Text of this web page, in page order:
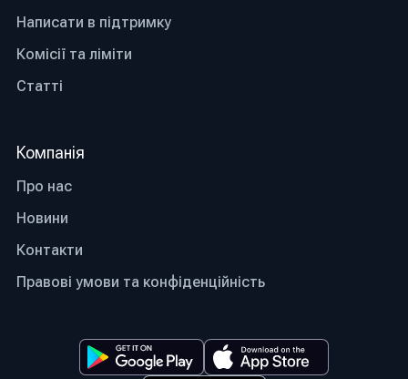
Написати в підтримку
Комісії та ліміти
Статті
Компанія
Про нас
Новини
Контакти
Правові умови та конфіденційність